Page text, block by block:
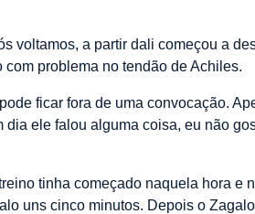
voltamos, a partir dali começou a
problema no tendão de Achiles.
ficar fora de uma convocação.
ele falou alguma coisa, eu não
tinha começado naquela hora e
uns cinco minutos. Depois o